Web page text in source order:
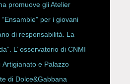
promuove gli Atelier
per i giovani
di responsabilità. La
L’ osservatorio di CNMI
Artigianato e Palazzo
di Dolce&Gabbana